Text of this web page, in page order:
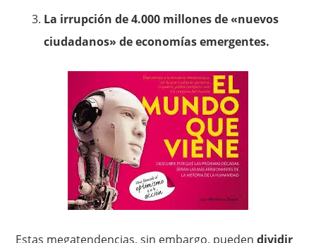
La irrupción de 4.000 millones de «nuevos
ciudadanos» de economías emergentes.
Estas megatendencias, sin embargo, puedendividir